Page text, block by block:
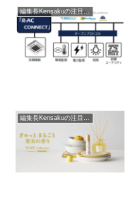
編集長Kensakuの注目ネタ